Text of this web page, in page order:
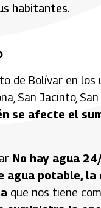
habitantes.
de Bolívar en
San Jacinto,
se afecte el
No hay agua
agua potable,
que nos tiene